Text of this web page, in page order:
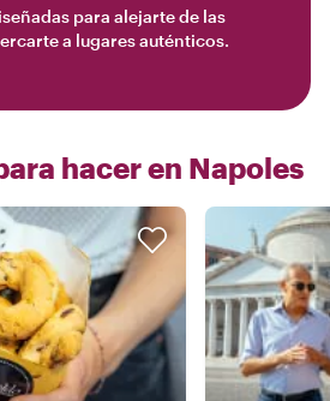
para alejarte de las
a lugares auténticos.
hacer en Napoles